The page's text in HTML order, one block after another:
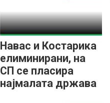
Навас и Костарика
елиминирани, на
СП се пласира
најмалата држава